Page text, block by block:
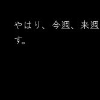
やはり、今週、来
す。